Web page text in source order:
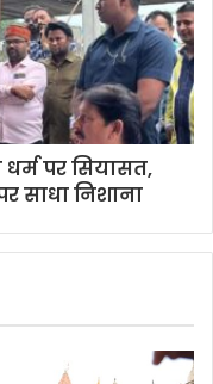
पर सियासत,
साधा निशाना